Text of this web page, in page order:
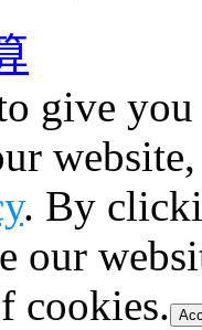
give
. By
our
cookies.